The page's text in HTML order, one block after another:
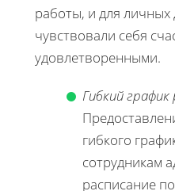
работы, и для
чувствовали себя
удовлетворенными.
Гибкий
гибкого
сотрудникам
расписание